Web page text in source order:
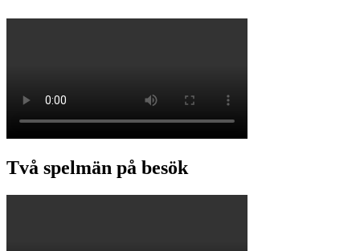
Två spelmän på besök